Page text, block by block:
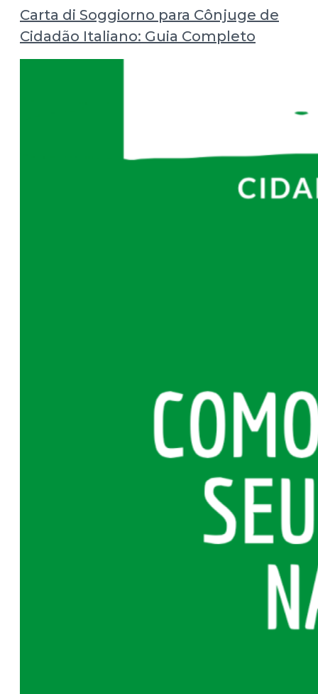
Carta di Soggiorno para Cônjuge de
Cidadão Italiano: Guia Completo